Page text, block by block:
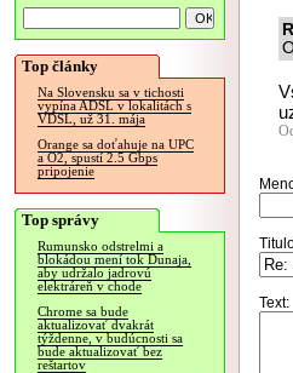
Top články
Na Slovensku sa v tichosti
vypína ADSL v lokalitách s
VDSL, už 31. mája
Orange sa doťahuje na UPC
a O2, spustí 2.5 Gbps
pripojenie
Top správy
Rumunsko odstrelmi a
blokádou mení tok Dunaja,
aby udržalo jadrovú
elektráreň v chode
Chrome sa bude
aktualizovať dvakrát
týždenne, v budúcnosti sa
bude aktualizovať bez
reštartov
Text: